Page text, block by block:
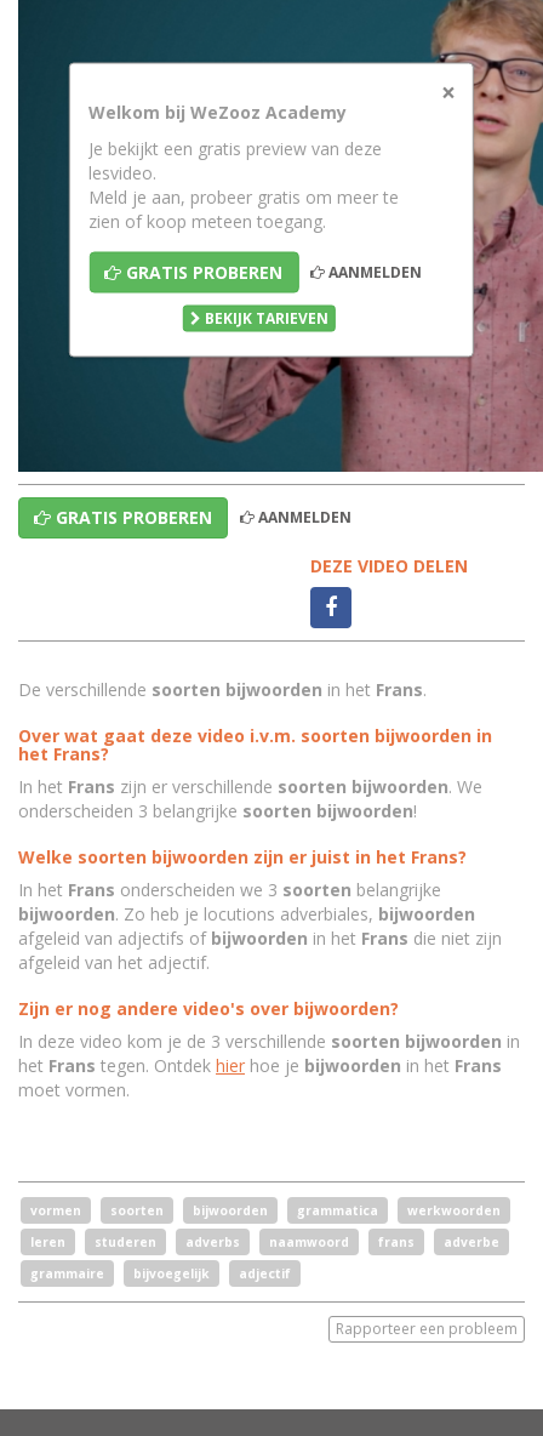
×
Welkom bij WeZooz Academy
Je bekijkt een gratis preview van deze
lesvideo.
Meld je aan, probeer gratis om meer te
zien of koop meteen toegang.
GRATIS PROBEREN AANMELDEN
BEKIJK TARIEVEN
GRATIS PROBEREN AANMELDEN
DEZE VIDEO DELEN
De verschillende soorten bijwoorden in het Frans.
Over wat gaat deze video i.v.m. soorten bijwoorden in
het Frans?
In het Frans zijn er verschillende soorten bijwoorden. We
onderscheiden 3 belangrijke soorten bijwoorden!
Welke soorten bijwoorden zijn er juist in het Frans?
In het Frans onderscheiden we 3 soorten belangrijke
bijwoorden. Zo heb je locutions adverbiales, bijwoorden
afgeleid van adjectifs ofbijwoorden in het Frans die niet zijn
afgeleid van het adjectif.
Zijn er nog andere video's over bijwoorden?
In deze video kom je de 3 verschillende soorten bijwoorden in
het Frans tegen. Ontdek hier hoe je bijwoorden in het Frans
moet vormen.
vormen soorten bijwoorden grammatica
werkwoorden
leren
studeren adverbs naamwoord frans
adverbe
grammaire
bijvoegelijk adjectif
Rapporteer een probleem